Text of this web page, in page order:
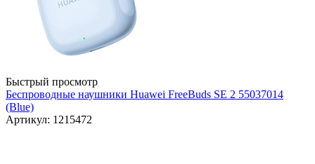
Быстрый просмотр
Беспроводные наушники Huawei FreeBuds SE 2 55037014
(Blue)
Артикул: 1215472